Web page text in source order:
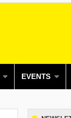
EVENTS Alles